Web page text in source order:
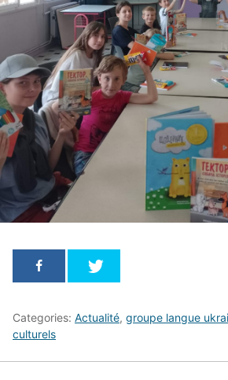
Categories: Actualité, groupe langue
culturels